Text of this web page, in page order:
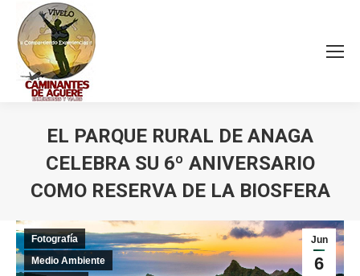
EL PARQUE RURAL DE ANAGA
CELEBRA SU 6º ANIVERSARIO
COMO RESERVA DE LA BIOSFERA
Jun
6
Fotografía
Medio Ambiente